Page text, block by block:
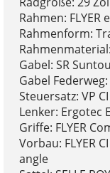
Rahmen:
Rahmenform:
Gabel: SR
Gabel
Steuersatz: VP
Lenker: Ergotec
Griffe: FLYER
Vorbau: FLYER
angle